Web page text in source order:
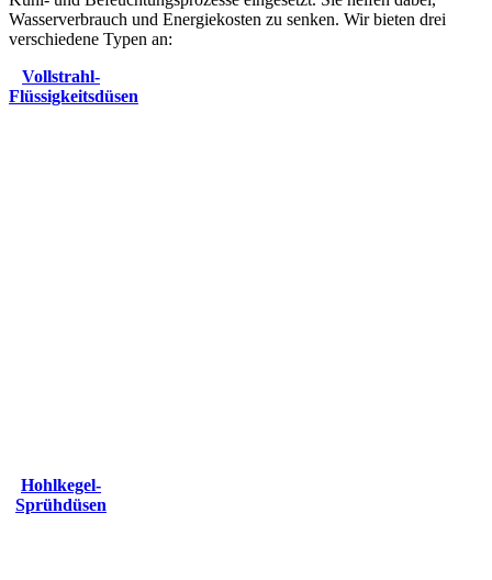
Wasserverbrauch und Energiekosten zu senken. Wir bieten drei
verschiedene Typen an:
Vollstrahl-
Flüssigkeitsdüsen
Hohlkegel-
Sprühdüsen